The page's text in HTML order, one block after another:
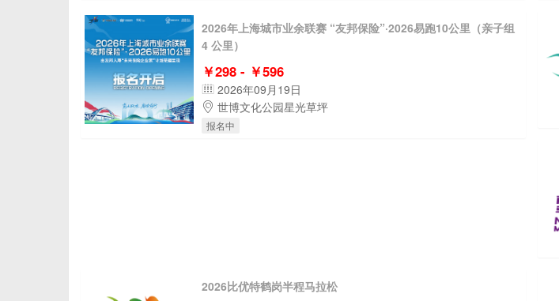
2026年上海城市业余联赛 “友邦保险”·2026易跑10公里（亲子组
4 公里）
￥298 - ￥596
2026年09月19日
世博文化公园星光草坪
报名中
2026比优特鹤岗半程马拉松